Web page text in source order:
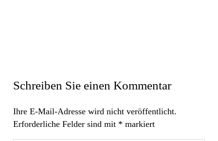
Schreiben Sie einen Kommentar
Ihre E-Mail-Adresse wird nicht veröffentlicht.
Erforderliche Felder sind mit * markiert